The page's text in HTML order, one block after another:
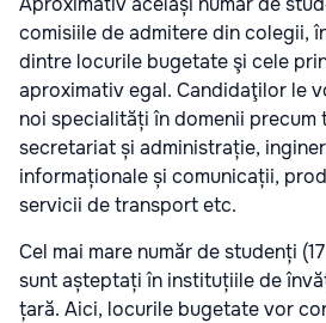
comisiile de admitere din colegii,
dintre locurile bugetate şi cele
aproximativ egal. Candidaţilor le
noi specialități în domenii precum
secretariat și administrație,
informaționale și comunicații,
servicii de transport etc.
Cel mai mare număr de studenți
sunt așteptați în instituțiile de
țară. Aici, locurile bugetate vor